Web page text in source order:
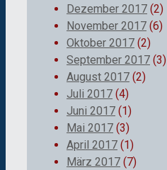
Dezember 2017 (2)
November 2017 (6)
Oktober 2017 (2)
September 2017 (3)
August 2017 (2)
Juli 2017 (4)
Juni 2017 (1)
Mai 2017 (3)
April 2017 (1)
März 2017 (7)